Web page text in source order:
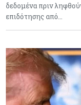
δεδομένα πριν
επιδότησης από…